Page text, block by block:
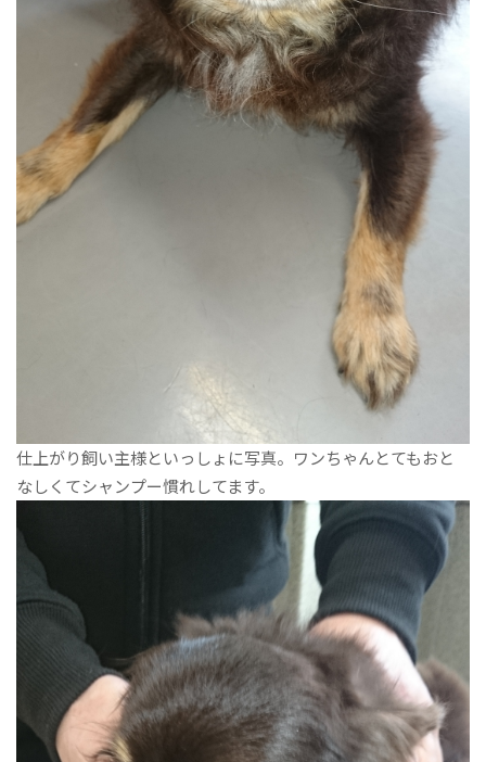
仕上がり飼い主様といっしょに写真。ワンちゃんとてもおと
なしくてシャンプー慣れしてます。